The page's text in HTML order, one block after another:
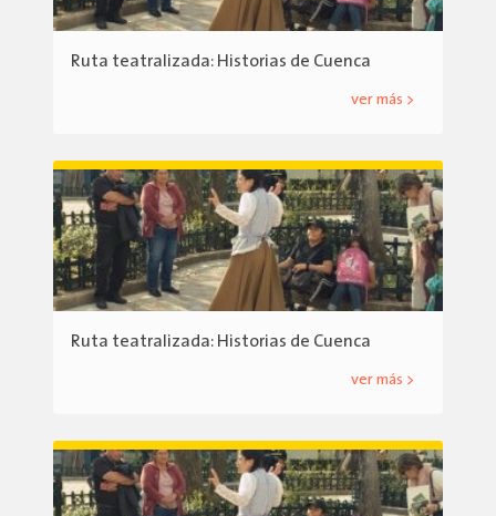
Ruta teatralizada: Historias de Cuenca
ver más >
Ruta teatralizada: Historias de Cuenca
ver más >